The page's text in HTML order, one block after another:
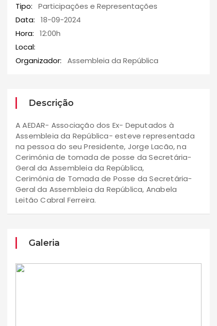
Tipo:
Participações e Representações
Data:
18-09-2024
Hora:
12:00h
Local:
Organizador:
Assembleia da República
Descrição
A AEDAR- Associação dos Ex- Deputados à
Assembleia da República- esteve representada
na pessoa do seu Presidente, Jorge Lacão, na
Cerimónia de tomada de posse da Secretária-
Geral da Assembleia da República,
Cerimónia de Tomada de Posse da Secretária-
Geral da Assembleia da República, Anabela
Leitão Cabral Ferreira.​
Galeria